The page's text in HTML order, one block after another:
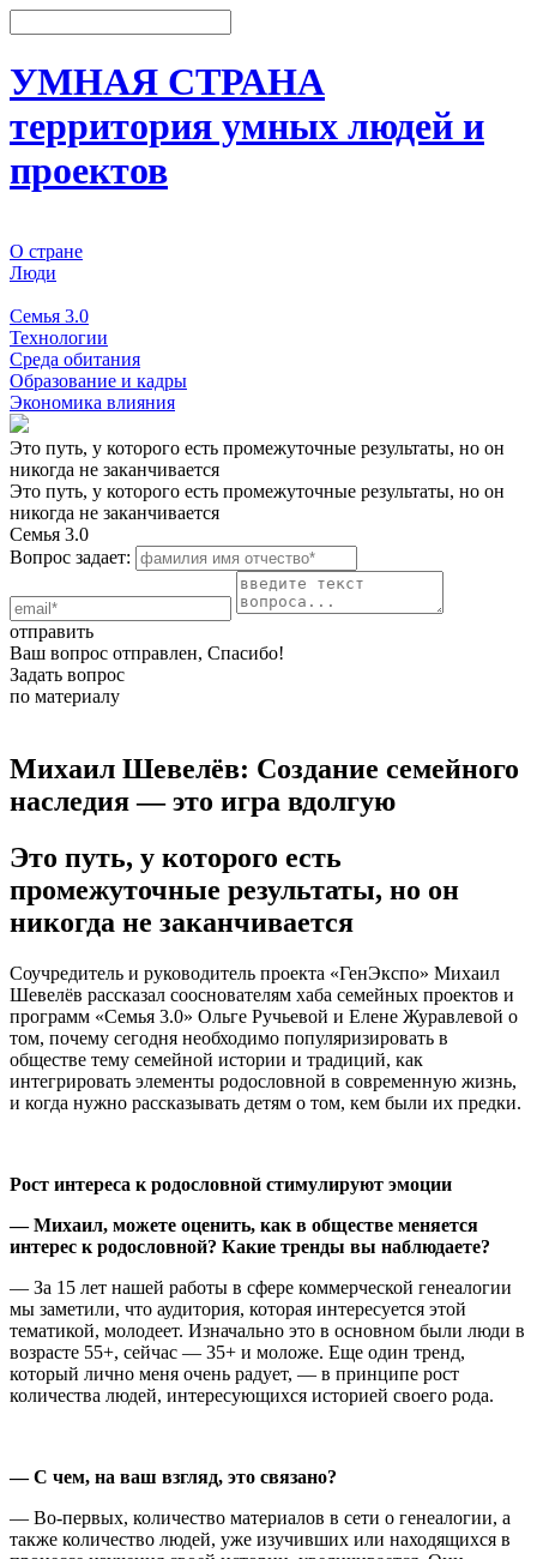
УМНАЯ СТРАНА
территория умных людей и
проектов
О стране
Люди
Семья 3.0
Технологии
Среда обитания
Образование и кадры
Экономика влияния
Это путь, у которого есть промежуточные результаты, но он
никогда не заканчивается
Это путь, у которого есть промежуточные результаты, но он
никогда не заканчивается
Семья 3.0
Вопрос задает:
отправить
Ваш вопрос отправлен, Спасибо!
Задать вопрос
по материалу
Михаил Шевелёв: Создание семейного
наследия — это игра вдолгую
Это путь, у которого есть
промежуточные результаты, но он
никогда не заканчивается
Соучредитель и руководитель проекта «ГенЭкспо» Михаил
Шевелёв рассказал сооснователям хаба семейных проектов и
программ «Семья 3.0» Ольге Ручьевой и Елене Журавлевой о
том, почему сегодня необходимо популяризировать в
обществе тему семейной истории и традиций, как
интегрировать элементы родословной в современную жизнь,
и когда нужно рассказывать детям о том, кем были их предки.
Рост интереса к родословной стимулируют эмоции
— Михаил, можете оценить, как в обществе меняется
интерес к родословной? Какие тренды вы наблюдаете?
— За 15 лет нашей работы в сфере коммерческой генеалогии
мы заметили, что аудитория, которая интересуется этой
тематикой, молодеет. Изначально это в основном были люди в
возрасте 55+, сейчас — 35+ и моложе. Еще один тренд,
который лично меня очень радует, — в принципе рост
количества людей, интересующихся историей своего рода.
— С чем, на ваш взгляд, это связано?
— Во-первых, количество материалов в сети о генеалогии, а
также количество людей, уже изучивших или находящихся в